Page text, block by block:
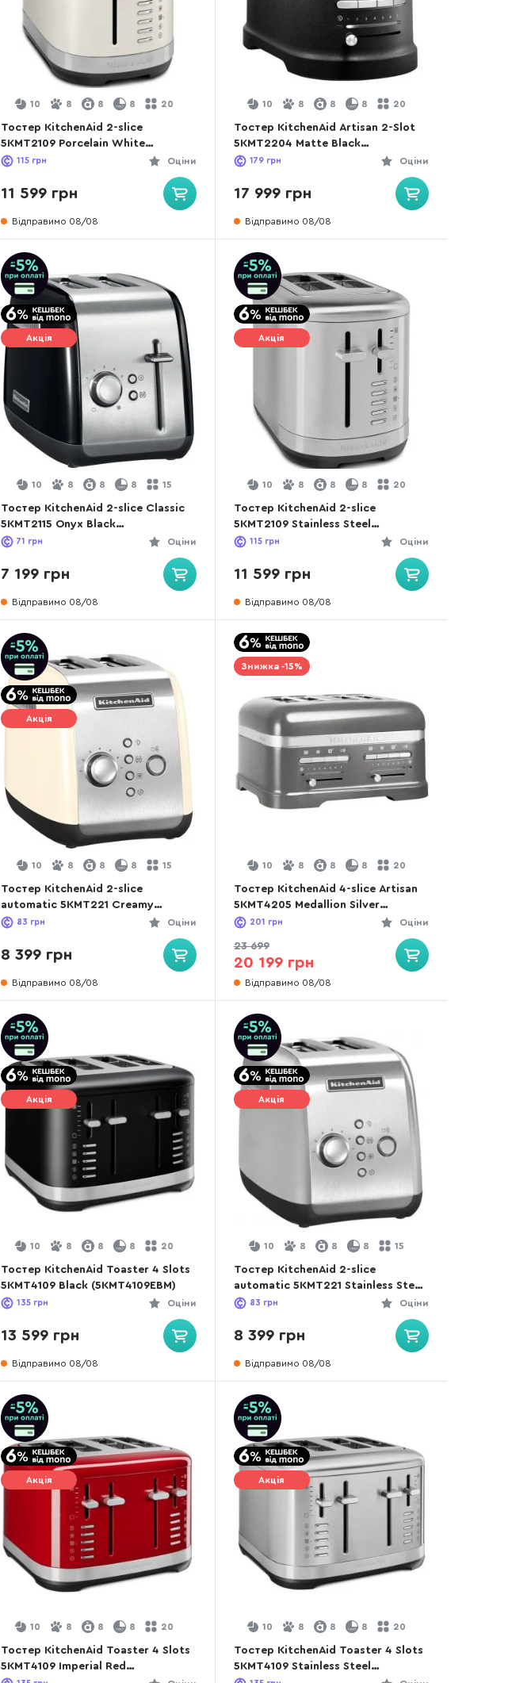
10 8 8 8 20
Тостер KitchenAid 2-slice
5KMT2109 Porcelain White
(5KMT2109EPL)
Оціни
115 грн
11 599 грн
Відправимо 08/08
10 8 8 8 20
Тостер KitchenAid Artisan 2-Slot
5KMT2204 Matte Black
(5KMT2204EBK)
Оціни
179грн
17 999 грн
Відправимо 08/08
Акція
10 8 8 8 15
Тостер KitchenAid 2-slice Classic
5KMT2115 Onyx Black
(5KMT2115EOB)
Оціни
71 грн
7 199 грн
Відправимо 08/08
Акція
10 8 8 8 20
Тостер KitchenAid 2-slice
5KMT2109 Stainless Steel
(5KMT2109ESX)
Оціни
115грн
11 599 грн
Відправимо 08/08
Акція
10 8 8 8 15
Тостер KitchenAid 2-slice
automatic 5KMT221 Creamy
(5KMT221EAC)
Оціни
83 грн
8 399 грн
Відправимо 08/08
Знижка -15%
10 8 8 8 20
Тостер KitchenAid 4-slice Artisan
5KMT4205 Medallion Silver
(5KMT4205EMS)
Оціни
201 грн
23 699
20 199 грн
Відправимо 08/08
Акція
10 8 8 8 20
Тостер KitchenAid Toaster 4 Slots
5KMT4109 Black (5KMT4109EBM)
Оціни
135 грн
13 599 грн
Відправимо 08/08
Акція
10 8 8 8 15
Тостер KitchenAid 2-slice
automatic 5KMT221 Stainless Steel
(5KMT221ESX)
Оціни
83 грн
8 399 грн
Відправимо 08/08
Акція
10 8 8 8 20
Тостер KitchenAid Toaster 4 Slots
5KMT4109 Imperial Red
Акція
10 8 8 8 20
Тостер KitchenAid Toaster 4 Slots
5KMT4109 Stainless Steel